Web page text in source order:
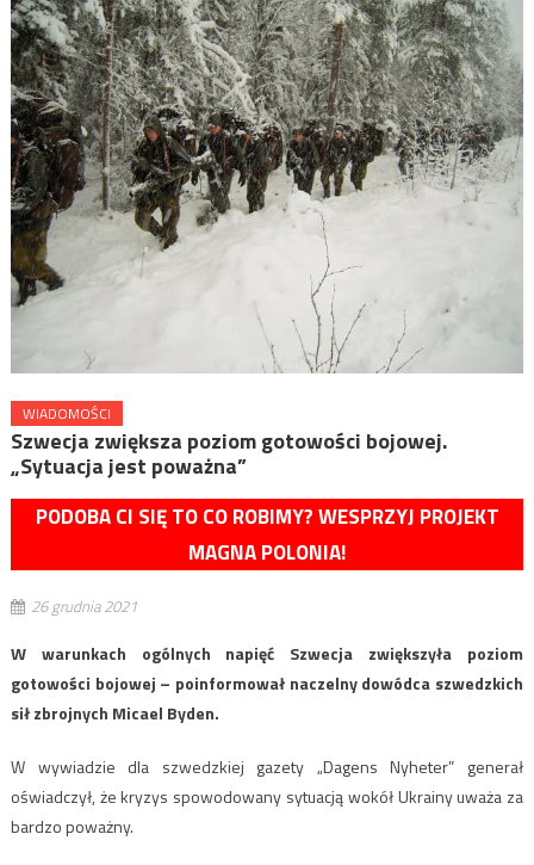
WIADOMOŚCI
Szwecja zwiększa poziom gotowości bojowej.
„Sytuacja jest poważna”
PODOBA CI SIĘ TO CO ROBIMY? WESPRZYJ PROJEKT
MAGNA POLONIA!
26 grudnia 2021
W warunkach ogólnych napięć Szwecja zwiększyła poziom
gotowości bojowej – poinformował naczelny dowódca szwedzkich
sił zbrojnych Micael Byden.
W wywiadzie dla szwedzkiej gazety „Dagens Nyheter” generał
oświadczył, że kryzys spowodowany sytuacją wokół Ukrainy uważa za
bardzo poważny.